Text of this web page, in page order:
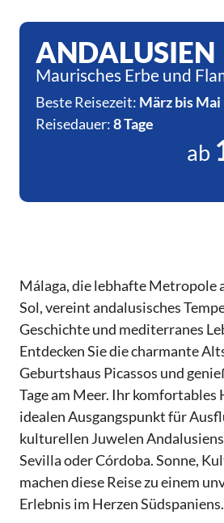
ANDALUSIEN
Maurisches Erbe und
Beste Reisezeit: März bis
Reisedauer:8 Tage
ab
Málaga, die lebhafte Metropole
Sol, vereint andalusisches
Geschichte und mediterranes
Entdecken Sie die charmante
Geburtshaus Picassos und
Tage am Meer. Ihr
idealen Ausgangspunkt für
kulturellen Juwelen
Sevilla oder Córdoba. Sonne,
machen diese Reise zu einem
Erlebnis im Herzen Südspaniens.